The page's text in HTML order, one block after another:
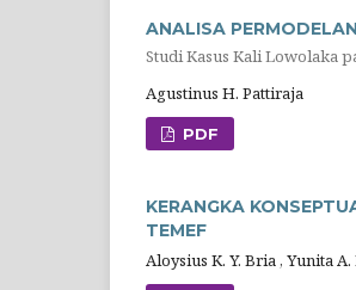
ANALISA
Studi Kasus Kali Lowolaka
Agustinus H. Pattiraja
PDF
KERANGKA
TEMEF
Aloysius K. Y. Bria , Yunita